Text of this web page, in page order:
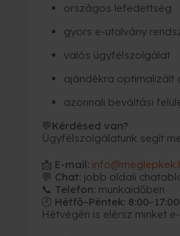
országos lefedettség
gyors e-utalvány
valós ügyfélszolgálat
ajándékra optimalizált
azonnali beváltási
💬Kérdésed van?
Ügyfélszolgálatunk segít
📩 E-mail:
💬 Chat: jobb oldali
📞 Telefon: munkaidőben
🕘 Hétfő–Péntek: 8:00–17:00
Hétvégén is elérsz minket